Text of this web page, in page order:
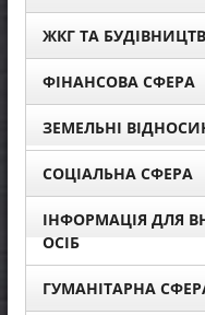
ЖКГ ТА
ФІНАНСОВА СФЕРА
ЗЕМЕЛЬНІ
СОЦІАЛЬНА СФЕРА
ІНФОРМАЦІЯ ДЛЯ
ОСІБ
ГУМАНІТАРНА